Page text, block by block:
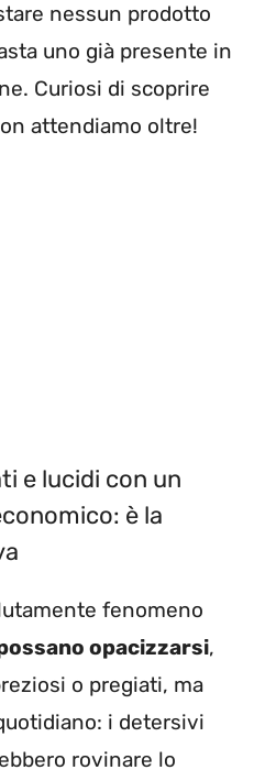
nessun prodotto
uno già presente in
Curiosi di scoprire
attendiamo oltre!
e lucidi con un
è la
fenomeno
opacizzarsi,
o pregiati, ma
i detersivi
rovinare lo